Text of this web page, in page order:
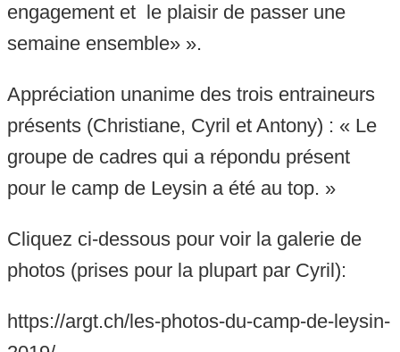
engagement et le plaisir de passer une
semaine ensemble» ».
Appréciation unanime des trois entraineurs
présents (Christiane, Cyril et Antony) : « Le
groupe de cadres qui a répondu présent
pour le camp de Leysin a été au top. »
Cliquez ci-dessous pour voir la galerie de
photos (prises pour la plupart par Cyril):
https://argt.ch/les-photos-du-camp-de-leysin-